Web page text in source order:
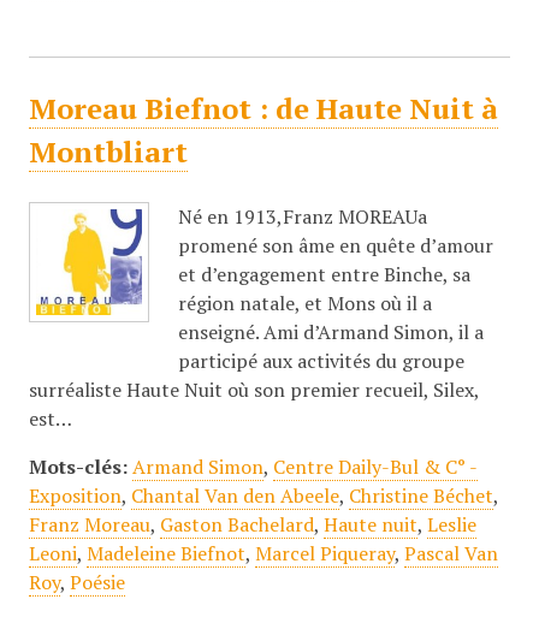
Moreau Biefnot : de Haute Nuit à
Montbliart
Né en 1913,Franz MOREAUa
promené son âme en quête d’amour
et d’engagement entre Binche, sa
région natale, et Mons où il a
enseigné. Ami d’Armand Simon, il a
participé aux activités du groupe
surréaliste Haute Nuit où son premier recueil, Silex,
est…
Mots-clés: Armand Simon, Centre Daily-Bul & C° -
Exposition, Chantal Van den Abeele, Christine Béchet,
Franz Moreau, Gaston Bachelard, Haute nuit, Leslie
Leoni, Madeleine Biefnot, Marcel Piqueray, Pascal Van
Roy, Poésie